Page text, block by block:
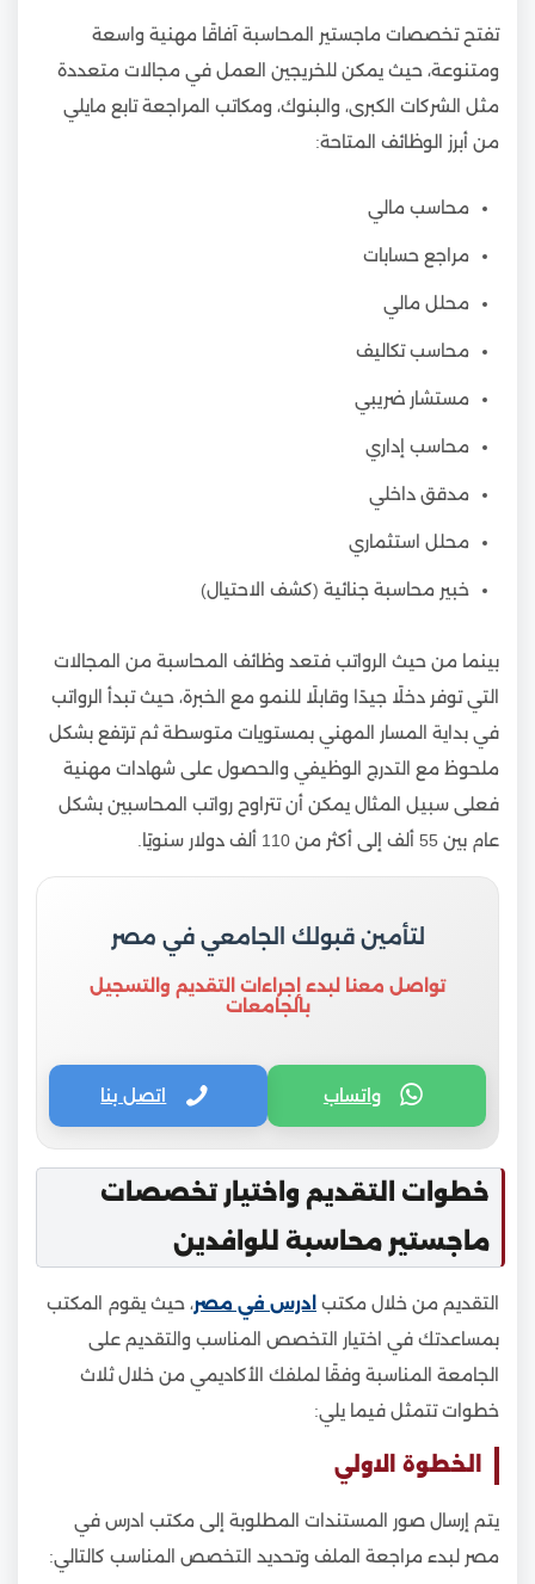
تفتح تخصصات ماجستير المحاسبة آفاقًا مهنية واسعة
ومتنوعة، حيث يمكن للخريجين العمل في مجالات متعددة
مثل الشركات الكبرى، والبنوك، ومكاتب المراجعة تابع مايلي
من أبرز الوظائف المتاحة:
محاسب مالي
مراجع حسابات
محلل مالي
محاسب تكاليف
مستشار ضريبي
محاسب إداري
مدقق داخلي
محلل استثماري
خبير محاسبة جنائية (كشف الاحتيال)
بينما من حيث الرواتب فتعد وظائف المحاسبة من المجالات
التي توفر دخلًا جيدًا وقابلًا للنمو مع الخبرة، حيث تبدأ الرواتب
في بداية المسار المهني بمستويات متوسطة ثم ترتفع بشكل
ملحوظ مع التدرج الوظيفي والحصول على شهادات مهنية
فعلى سبيل المثال يمكن أن تتراوح رواتب المحاسبين بشكل
عام بين 55 ألف إلى أكثر من 110 ألف دولار سنويًا.
لتأمين قبولك الجامعي في مصر
تواصل معنا لبدء إجراءات التقديم والتسجيل
بالجامعات
واتساب اتصل بنا
خطوات التقديم واختيار تخصصات
ماجستير محاسبة للوافدين
التقديم من خلال مكتب ادرس في مصر، حيث يقوم المكتب
بمساعدتك في اختيار التخصص المناسب والتقديم على
الجامعة المناسبة وفقًا لملفك الأكاديمي من خلال ثلاث
خطوات تتمثل فيما يلي:
الخطوة الاولي
يتم إرسال صور المستندات المطلوبة إلى مكتب ادرس في
مصر لبدء مراجعة الملف وتحديد التخصص المناسب كالتالي: